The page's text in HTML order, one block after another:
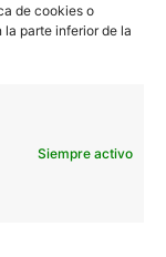
de cookies o
parte inferior de la
Siempre activo
1185